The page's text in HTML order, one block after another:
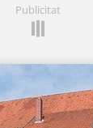
Publicitat